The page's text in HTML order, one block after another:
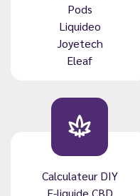
Pods
Liquideo
Joyetech
Eleaf
Calculateur DIY
E-liquide CBD